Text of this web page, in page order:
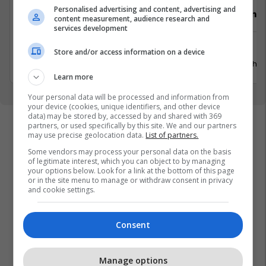
Video Editor (3 pozita)
Prishtinë
Punëtor në
20 Gusht
Personalised advertising and content, advertising and
content measurement, audience research and
services development
Store and/or access information on a device
Learn more
Your personal data will be processed and information from
your device (cookies, unique identifiers, and other device
data) may be stored by, accessed by and shared with 369
partners, or used specifically by this site. We and our partners
may use precise geolocation data. List of partners.
Some vendors may process your personal data on the basis
of legitimate interest, which you can object to by managing
your options below. Look for a link at the bottom of this page
or in the site menu to manage or withdraw consent in privacy
and cookie settings.
Consent
Manage options